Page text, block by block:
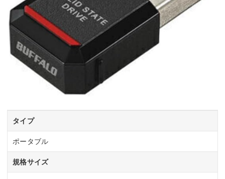
タイプ
ポータブル
規格サイズ